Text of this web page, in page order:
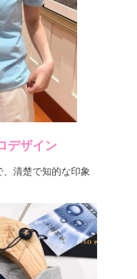
デザイン
、清楚で知的な印象